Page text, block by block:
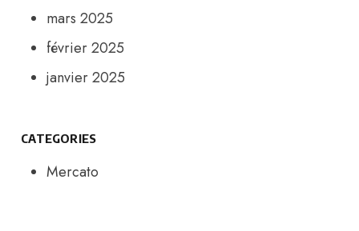
mars 2025
février 2025
janvier 2025
CATEGORIES
Mercato